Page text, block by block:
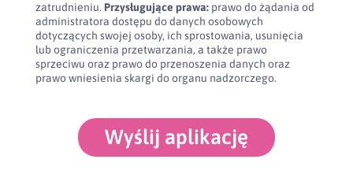
zatrudnieniu. Przysługujące prawa:prawo do żądania od
administratora dostępu do danych osobowych
dotyczących swojej osoby, ich sprostowania, usunięcia
lub ograniczenia przetwarzania, a także prawo
sprzeciwu oraz prawo do przenoszenia danych oraz
prawo wniesienia skargi do organu nadzorczego.
Wyślij aplikację